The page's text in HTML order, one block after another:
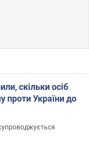
скільки осіб
проти України до